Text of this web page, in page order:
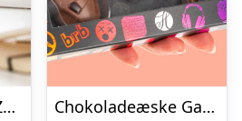
Lysterapilampe – Zenkuru
Chokoladeæske Gaming